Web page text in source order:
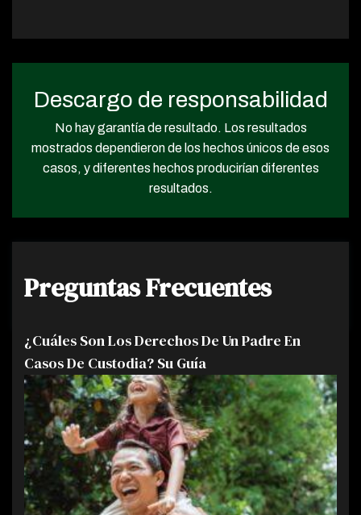
Descargo de responsabilidad
No hay garantía de resultado. Los resultados
mostrados dependieron de los hechos únicos de esos
casos, y diferentes hechos producirían diferentes
resultados.
Preguntas Frecuentes
¿Cuáles Son Los Derechos De Un Padre En
Casos De Custodia? Su Guía